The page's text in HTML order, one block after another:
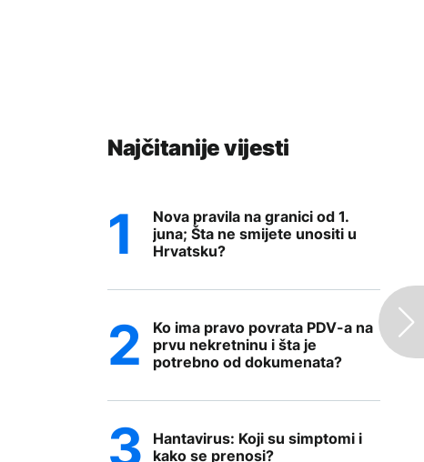
Najčitanije vijesti
Nova pravila na granici od 1.
juna; Šta ne smijete unositi u
Hrvatsku?
Ko ima pravo povrata PDV-a na
prvu nekretninu i šta je
potrebno od dokumenata?
Hantavirus: Koji su simptomi i
kako se prenosi?